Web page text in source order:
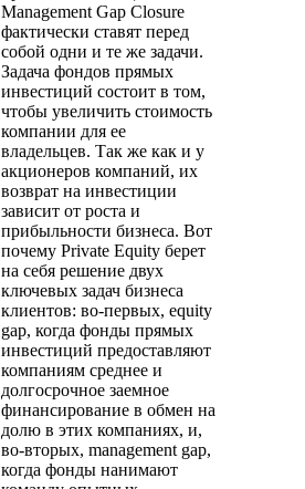
Management Gap Closure
фактически ставят перед
собой одни и те же задачи.
Задача фондов прямых
инвестиций состоит в том,
чтобы увеличить стоимость
компании для ее
владельцев. Так же как и у
акционеров компаний, их
возврат на инвестиции
зависит от роста и
прибыльности бизнеса. Вот
почему Private Equity берет
на себя решение двух
ключевых задач бизнеса
клиентов: во-первых, equity
gap, когда фонды прямых
инвестиций предоставляют
компаниям среднее и
долгосрочное заемное
финансирование в обмен на
долю в этих компаниях, и,
во-вторых, management gap,
когда фонды нанимают